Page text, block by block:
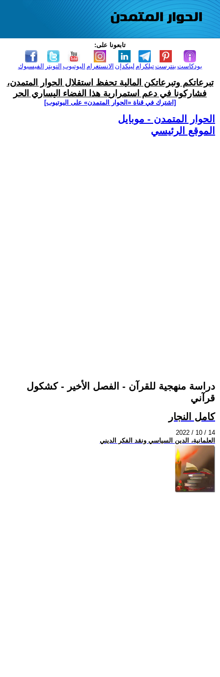
تابعونا على:
الفيسبوك التويتر اليوتيوب الانستغرام لينكدإن تيلكرامبنترست بودكاست
تبرعاتكم وتبرعاتكن المالية تحفظ استقلال الحوار المتمدن،
فشاركونا في دعم استمرارية هذا الفضاء اليساري الحر
[اشترك في قناة ‫«الحوار المتمدن» على اليوتيوب]
الحوار المتمدن - موبايل
الموقع الرئيسي
دراسة منهجية للقرآن - الفصل الأخير - كشكول
قرآني
كامل النجار
2022 / 10 / 14
العلمانية، الدين السياسي ونقد الفكر الديني